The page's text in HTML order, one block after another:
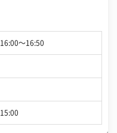
〜16:50